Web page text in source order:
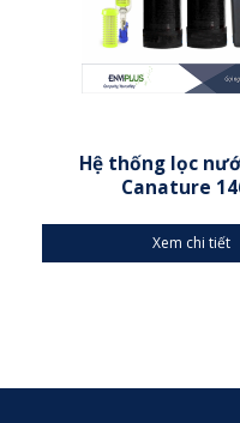
Hệ thống lọc
Canature
Xem chi tiết